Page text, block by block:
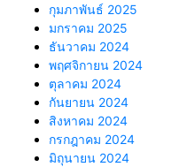
กุมภาพันธ์ 2025
มกราคม 2025
ธันวาคม 2024
พฤศจิกายน 2024
ตุลาคม 2024
กันยายน 2024
สิงหาคม 2024
กรกฎาคม 2024
มิถุนายน 2024